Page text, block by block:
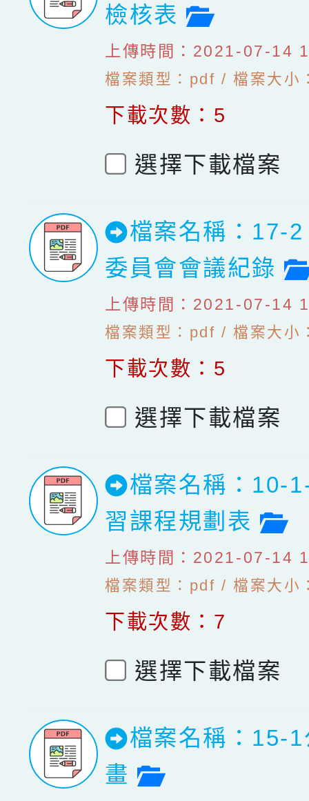
檢核表
檔案預覽
上傳時間：2021-07-14
檔案類型：pdf / 檔案大小
下載次數：5
選擇下載檔案
檔案名稱：17-
委員會會議紀錄
上傳時間：2021-07-14
檔案類型：pdf / 檔案大小
下載次數：5
選擇下載檔案
檔案名稱：10-
習課程規劃表
上傳時間：2021-07-14
檔案類型：pdf / 檔案大小
下載次數：7
選擇下載檔案
檔案名稱：15-
畫
檔案預覽